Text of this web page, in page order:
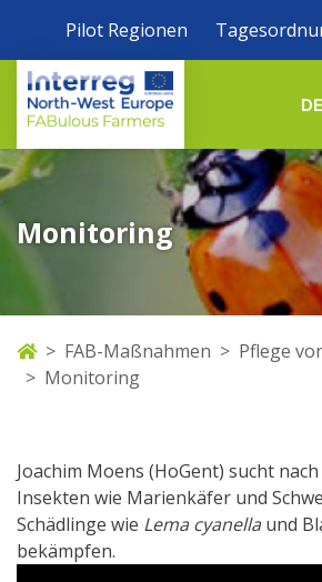
Pilot Regionen
DE
Monitoring
FAB-Maßnahmen
Pflege
Monitoring
Joachim Moens (HoGent) sucht
Insekten wie Marienkäfer und
Schädlinge wie Lema cyanella und
bekämpfen.